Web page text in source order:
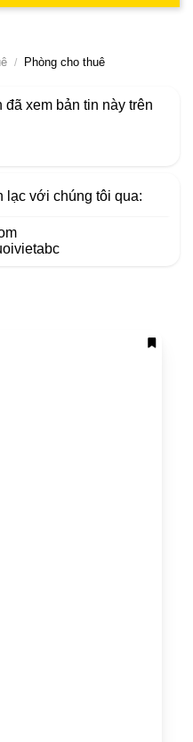
Phòng cho thuê
xem bản tin này trên
lạc với chúng tôi qua: